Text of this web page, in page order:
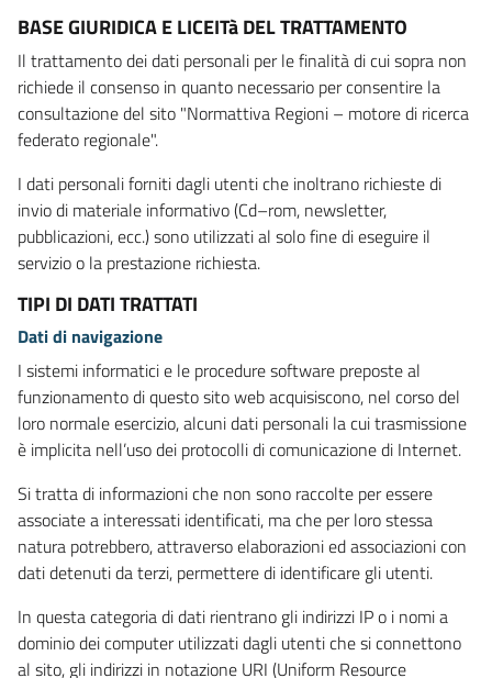
BASE GIURIDICA E LICEITà DEL TRATTAMENTO
Il trattamento dei dati personali per le finalità di cui sopra non
richiede il consenso in quanto necessario per consentire la
consultazione del sito "Normattiva Regioni – motore di ricerca
federato regionale".
I dati personali forniti dagli utenti che inoltrano richieste di
invio di materiale informativo (Cd–rom, newsletter,
pubblicazioni, ecc.) sono utilizzati al solo fine di eseguire il
servizio o la prestazione richiesta.
TIPI DI DATI TRATTATI
Dati di navigazione
I sistemi informatici e le procedure software preposte al
funzionamento di questo sito web acquisiscono, nel corso del
loro normale esercizio, alcuni dati personali la cui trasmissione
è implicita nell’uso dei protocolli di comunicazione di Internet.
Si tratta di informazioni che non sono raccolte per essere
associate a interessati identificati, ma che per loro stessa
natura potrebbero, attraverso elaborazioni ed associazioni con
dati detenuti da terzi, permettere di identificare gli utenti.
In questa categoria di dati rientrano gli indirizzi IP o i nomi a
dominio dei computer utilizzati dagli utenti che si connettono
al sito, gli indirizzi in notazione URI (Uniform Resource